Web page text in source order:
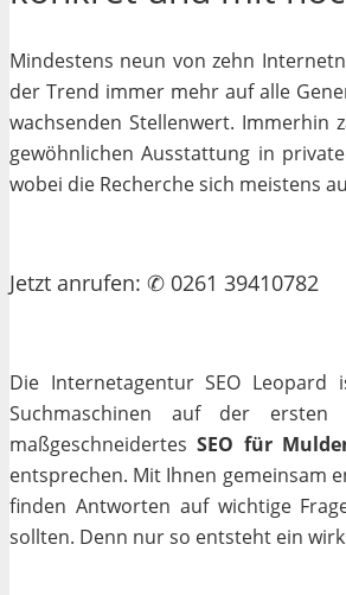
Mindestens neun von zehn
der Trend immer mehr auf alle
wachsenden Stellenwert. Immerhin
gewöhnlichen Ausstattung in
wobei die Recherche sich meistens
Jetzt anrufen: ✆ 0261 39410782
Die Internetagentur SEO
Suchmaschinen auf der
maßgeschneidertesSEO für
entsprechen. Mit Ihnen gemeinsam
finden Antworten auf wichtige
sollten. Denn nur so entsteht ein